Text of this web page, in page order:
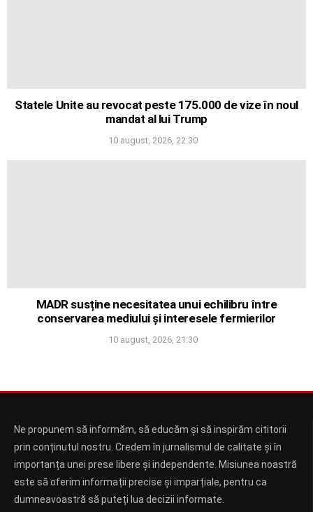
Statele Unite au revocat peste 175.000 de vize în noul
mandat al lui Trump
10 august, 2026, 22:30
MADR susține necesitatea unui echilibru între
conservarea mediului și interesele fermierilor
10 august, 2026, 21:30
Ne propunem să informăm, să educăm și să inspirăm cititorii
prin conținutul nostru. Credem în jurnalismul de calitate și în
importanța unei prese libere și independente. Misiunea noastră
este să oferim informații precise și imparțiale, pentru ca
dumneavoastră să puteți lua decizii informate.